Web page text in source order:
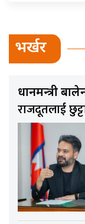
भर्खर
प्रधानमन्त्री
राजदूतलाई